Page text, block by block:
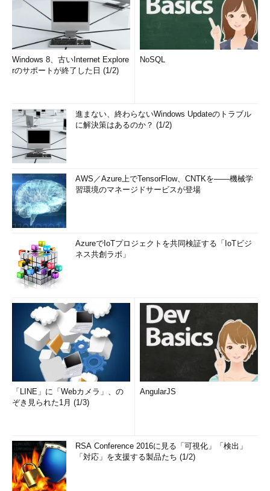
Windows 8、古いInternet Explore
rのサポートが終了した日 (1/2)
NoSQL
進まない、終わらないWindows Updateのトラブル
に解決策はあるのか？ (1/2)
AWS／Azure上でTensorFlow、CNTKを――機械学
習環境のマネージドサービスが登場
AzureでIoTプロジェクトを共同検証する「IoTビジ
ネス共創ラボ」
「LINE」に「Webカメラ」、の
ぞき見られた1月 (1/3)
AngularJS
RSA Conference 2016に見る「可視化」「検出」
「対応」を支援する製品たち (1/2)